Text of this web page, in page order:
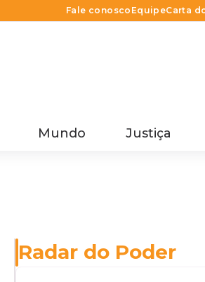
Fale conosco EquipeCarta
Mundo Justiça
Radar do Poder